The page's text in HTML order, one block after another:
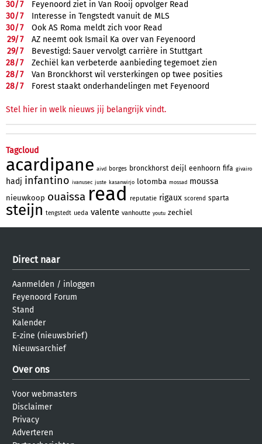
30/7
Feyenoord ziet in Van Rooij opvolger Read
30/7
Interesse in Tengstedt vanuit de MLS
30/7
Ook AS Roma meldt zich voor Read
29/7
AZ neemt ook Ismail Ka over van Feyenoord
29/7
Bevestigd: Sauer vervolgt carrière in Stuttgart
28/7
Zechiël kan verbeterde aanbieding tegemoet zien
28/7
Van Bronckhorst wil versterkingen op twee posities
28/7 Forest staakt onderhandelingen met Feyenoord
Stel hier in welk nieuws jij belangrijk vindt.
Tagcloud
acardipane aivd borges bronckhorst deijl eenhoorn fifa givairo
hadj infantino ivanusec juste kasanwirjo lotomba mossad moussa
nieuwkoop ouaissa read reputatie rigaux scorend sparta
steijn tengstedt ueda valente vanhoutte youtu zechiel
Direct naar
Aanmelden / inloggen
Feyenoord Forum
Stand
Kalender
E-zine (nieuwsbrief)
Nieuwsarchief
Over ons
Voor webmasters
Disclaimer
Privacy
Adverteren